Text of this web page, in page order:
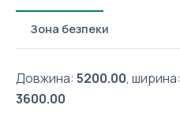
Зона безпеки
Довжина: 5200.00, ширина:
3600.00